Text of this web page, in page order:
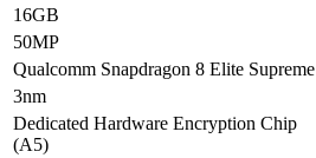
16GB
50MP
Qualcomm Snapdragon 8 Elite Supreme
3nm
Dedicated Hardware Encryption Chip
(A5)